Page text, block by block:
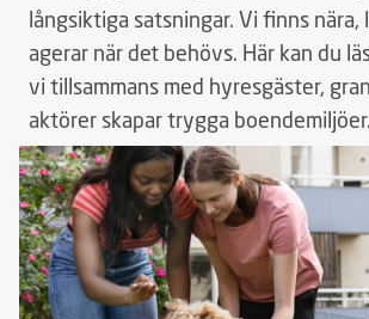
långsiktiga satsningar. Vi finns nära,
agerar när det behövs. Här kan du
vi tillsammans med hyresgäster,
aktörer skapar trygga boendemiljöer.